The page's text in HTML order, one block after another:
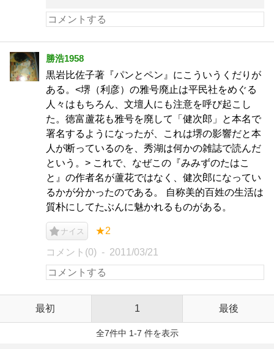
勝浩1958
黒岩比佐子著『パンとペン』にこういうくだりが
ある。<堺（利彦）の雅号廃止は平民社をめぐる
人々はもちろん、文壇人にも注意を呼び起こし
た。徳富蘆花も雅号を廃して「健次郎」と本名で
署名するようになったが、これは堺の影響だと本
人が断っているのを、秀湖は何かの雑誌で読んだ
という。> これで、なぜこの『みみずのたはこ
と』の作者名が蘆花ではなく、健次郎になってい
るかが分かったのである。 自称美的百姓の生活は
質朴にしてたぶんに魅かれるものがある。
ナイス ★2
コメント(0) 2011/03/21
最初 1 最後
全7件中 1-7 件を表示